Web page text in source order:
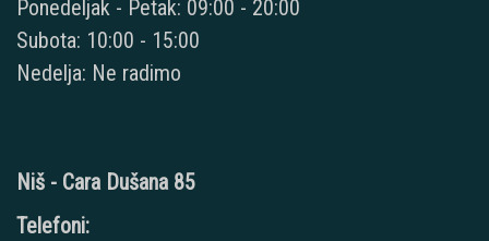
Ponedeljak - Petak: 09:00 - 20:00
Subota: 10:00 - 15:00
Nedelja: Ne radimo
Niš - Cara Dušana 85
Telefoni: